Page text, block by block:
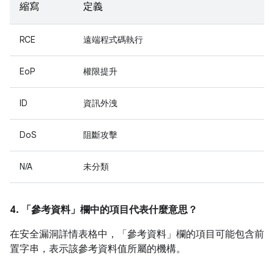
縮寫 定義
RCE 遠端程式碼執行
EoP 權限提升
ID 資訊外洩
DoS 阻斷攻擊
N/A 未分類
4. 「參考資料」 欄中的項目代表什麼意思？
在安全漏洞詳情表格中，「參考資料」 欄的項目可能包含前
置字串，表示該參考資料值所屬的機構。